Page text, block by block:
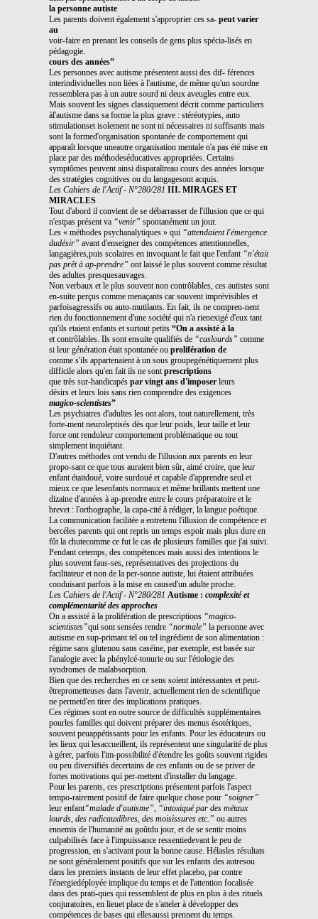
la personne autiste
Les parents doivent également s'approprier ces sa- peut varier
au
voir-faire en prenant les conseils de gens plus spécia-lisés en
pédagogie.
cours des années”
Les personnes avec autisme présentent aussi des dif- férences
interindividuelles non liées à l'autisme, de même qu'un sourdne
ressemblera pas à un autre sourd ni deux aveugles entre eux.
Mais souvent les signes classiquement décrit comme particuliers
àl'autisme dans sa forme la plus grave : stéréotypies, auto
stimulationset isolement ne sont ni nécessaires ni suffisants mais
sont la formed'organisation spontanée de comportement qui
apparaît lorsque uneautre organisation mentale n'a pas été mise en
place par des méthodeséducatives appropriées. Certains
symptômes peuvent ainsi disparaîtreau cours des années lorsque
des stratégies cognitives ou du langagesont acquis.
Les Cahiers de l'Actif - N°280/281 III. MIRAGES ET
MIRACLES
Tout d'abord il convient de se débarrasser de l'illusion que ce qui
n'estpas présent va “venir” spontanément un jour.
Les « méthodes psychanalytiques » qui “attendaient l'émergence
dudésir” avant d'enseigner des compétences attentionnelles,
langagières,puis scolaires en invoquant le fait que l'enfant “n'était
pas prêt à ap-prendre” ont laissé le plus souvent comme résultat
des adultes presquesauvages.
Non verbaux et le plus souvent non contrôlables, ces autistes sont
en-suite perçus comme menaçants car souvent imprévisibles et
parfoisagressifs ou auto-mutilants. En fait, ils ne compren-nent
rien du fonctionnement d'une société qui n'a rienexigé d'eux tant
qu'ils etaient enfants et surtout petits “On a assisté à la
et contrôlables. Ils sont ensuite qualifiés de “caslourds” comme
si leur génération était spontanée ou prolifération de
comme s'ils appartenaient à un sous groupegénétiquement plus
difficile alors qu'en fait ils ne sontprescriptions
que très sur-handicapés par vingt ans d'imposer leurs
désirs et leurs lois sans rien comprendre des exigences
magico-scientistes”
Les psychiatres d'adultes les ont alors, tout naturellement, très
forte-ment neuroleptisés dès que leur poids, leur taille et leur
force ont renduleur comportement problématique ou tout
simplement inquiétant.
D'autres méthodes ont vendu de l'illusion aux parents en leur
propo-sant ce que tous auraient bien sûr, aimé croire, que leur
enfant étaitdoué, voire surdoué et capable d'apprendre seul et
mieux ce que lesenfants normaux et même brillants mettent une
dizaine d'années à ap-prendre entre le cours préparatoire et le
brevet : l'orthographe, la capa-cité à rédiger, la langue poétique.
La communication facilitée a entretenu l'illusion de compétence et
bercéles parents qui ont repris un temps espoir mais plus dure en
fût la chutecomme ce fut le cas de plusieurs familles que j'ai suivi.
Pendant cetemps, des compétences mais aussi des intentions le
plus souvent faus-ses, représentatives des projections du
facilitateur et non de la per-sonne autiste, lui étaient attribuées
conduisant parfois à la mise en caused'un adulte proche.
Les Cahiers de l'Actif - N°280/281 Autisme : complexité et
complémentarité des approches
On a assisté à la prolifération de prescriptions “magico-
scientistes”qui sont sensées rendre “normale” la personne avec
autisme en sup-primant tel ou tel ingrédient de son alimentation :
régime sans glutenou sans caséine, par exemple, est basée sur
l'analogie avec la phénylcé-tonurie ou sur l'étiologie des
syndromes de malabsorption.
Bien que des recherches en ce sens soient intéressantes et peut-
êtreprometteuses dans l'avenir, actuellement rien de scientifique
ne permetd'en tirer des implications pratiques.
Ces régimes sont en outre source de difficultés supplémentaires
pourles familles qui doivent préparer des menus ésotériques,
souvent peuappétissants pour les enfants. Pour les éducateurs ou
les lieux qui lesaccueillent, ils représentent une singularité de plus
à gérer, parfois l'im-possibilité d'étendre les goûts souvent rigides
ou peu diversifiés decertains de ces enfants ou de se priver de
fortes motivations qui per-mettent d'installer du langage.
Pour les parents, ces prescriptions présentent parfois l'aspect
tempo-rairement positif de faire quelque chose pour “soigner”
leur enfant“malade d'autisme”, “intoxiqué par des métaux
lourds, des radicauxlibres, des moisissures etc.” ou autres
ennemis de l'humanité au goûtdu jour, et de se sentir moins
culpabilisés face à l'impuissance ressentiedevant le peu de
progression, en s'activant pour la bonne cause. Hélasles résultats
ne sont généralement positifs que sur les enfants des autresou
dans les premiers instants de leur effet placebo, par contre
l'énergiedéployée implique du temps et de l'attention focalisée
dans des prati-ques qui ressemblent de plus en plus à des rituels
conjuratoires, en lieuet place de s'atteler à développer des
compétences de bases qui ellesaussi prennent du temps.